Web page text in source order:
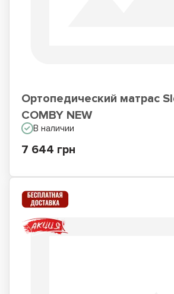
Ортопедический матрас
COMBY NEW
В наличии
7 644 грн